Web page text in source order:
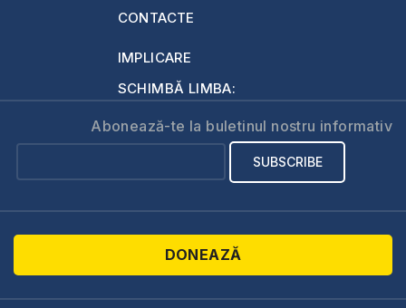
CONTACTE
IMPLICARE
SCHIMBĂ LIMBA:
Abonează-te la buletinul nostru informativ
DONEAZĂ